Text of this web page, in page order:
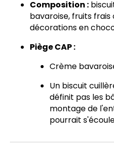
Composition :
bavaroise, fruits frais
décorations en
Piège CAP :
Crème
Un biscuit
définit pas les
montage de
pourrait